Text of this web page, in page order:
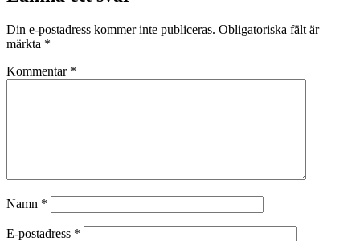
Din e-postadress kommer inte publiceras. Obligatoriska fält är
märkta *
Kommentar *
Namn *
E-postadress *